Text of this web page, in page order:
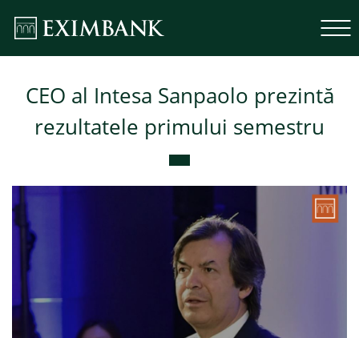
CEO al Intesa Sanpaolo prezintă
rezultatele primului semestru